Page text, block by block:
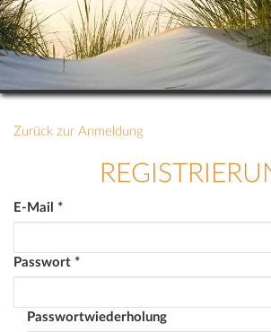
Zurück zur Anmeldung
E-Mail *
Passwort *
Passwortwiederholung